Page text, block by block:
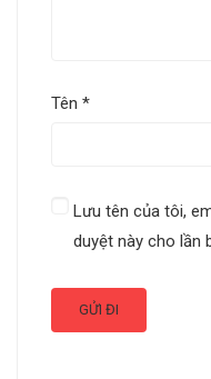
Tên *
Lưu tên của tôi,
duyệt này cho lần